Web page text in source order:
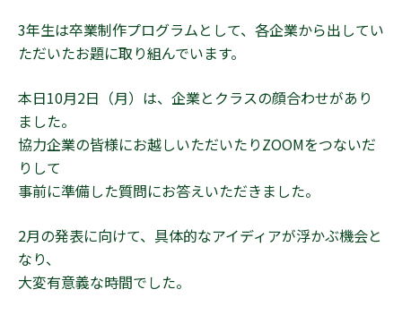
3年生は卒業制作プログラムとして、各企業から出してい
ただいたお題に取り組んでいます。
本日10月2日（月）は、企業とクラスの顔合わせがあり
ました。
協力企業の皆様にお越しいただいたりZOOMをつないだ
りして
事前に準備した質問にお答えいただきました。
2月の発表に向けて、具体的なアイディアが浮かぶ機会と
なり、
大変有意義な時間でした。